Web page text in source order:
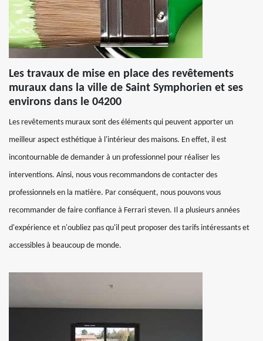
Les travaux de mise en place des revêtements
muraux dans la ville de Saint Symphorien et ses
environs dans le 04200
Les revêtements muraux sont des éléments qui peuvent apporter un
meilleur aspect esthétique à l'intérieur des maisons. En effet, il est
incontournable de demander à un professionnel pour réaliser les
interventions. Ainsi, nous vous recommandons de contacter des
professionnels en la matière. Par conséquent, nous pouvons vous
recommander de faire confiance à Ferrari steven. Il a plusieurs années
d'expérience et n'oubliez pas qu'il peut proposer des tarifs intéressants et
accessibles à beaucoup de monde.